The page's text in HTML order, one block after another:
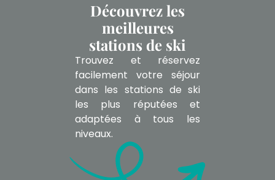
Découvrez les
meilleures
stations de ski
Trouvez et réservez
facilement votre séjour
dans les stations de ski
les plus réputées et
adaptées à tous les
niveaux.